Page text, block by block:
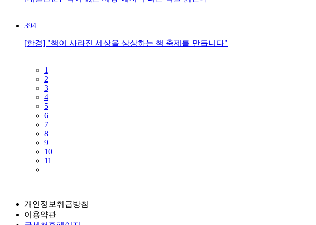
394
[한경] "책이 사라진 세상을 상상하는 책 축제를 만듭니다"
1
2
3
4
5
6
7
8
9
10
11
개인정보취급방침
이용약관